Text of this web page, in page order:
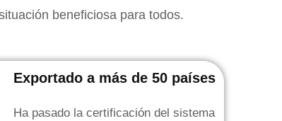
beneficiosa para todos.
Exportado a más de 50 países
Ha pasado la certificación del sistema